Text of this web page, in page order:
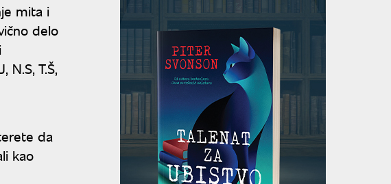
mita i
delo
N.S, T.Š,
da
kao